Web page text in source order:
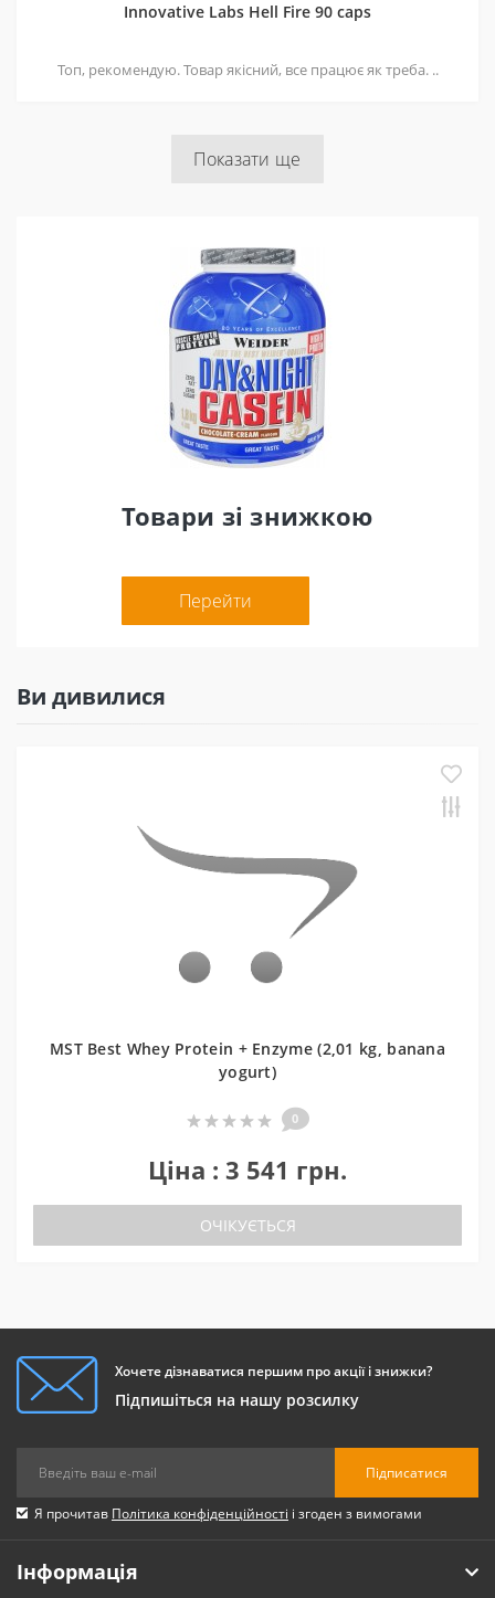
Innovative Labs Hell Fire 90 caps
Топ, рекомендую. Товар якісний, все працює як треба. ..
Показати ще
Товари зі знижкою
Перейти
Ви дивилися
MST Best Whey Protein + Enzyme (2,01 kg, banana
yogurt)
0
Ціна : 3 541 грн.
ОЧІКУЄТЬСЯ
Хочете дізнаватися першим про акції і знижки?
Підпишіться на нашу розсилку
Підписатися
Я прочитав Політика конфіденційності і згоден з вимогами
Інформація